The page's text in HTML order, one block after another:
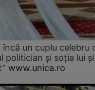
un cuplu celebru
politician și soția lui
www.unica.ro